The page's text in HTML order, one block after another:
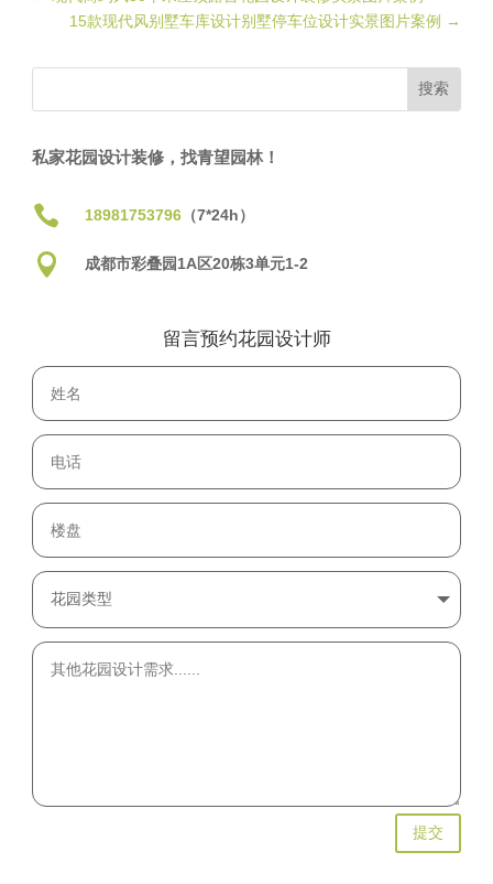
15款现代风别墅车库设计别墅停车位设计实景图片案例 →
私家花园设计装修，找青望园林！
 18981753796（7*24h）
 成都市彩叠园1A区20栋3单元1-2
留言预约花园设计师
提交